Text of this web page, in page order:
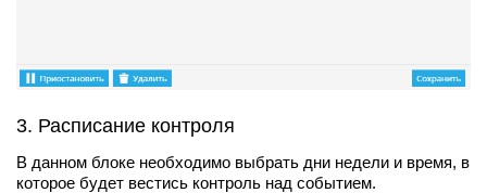
3. Расписание контроля
В данном блоке необходимо выбрать дни недели и время, в
которое будет вестись контроль над событием.